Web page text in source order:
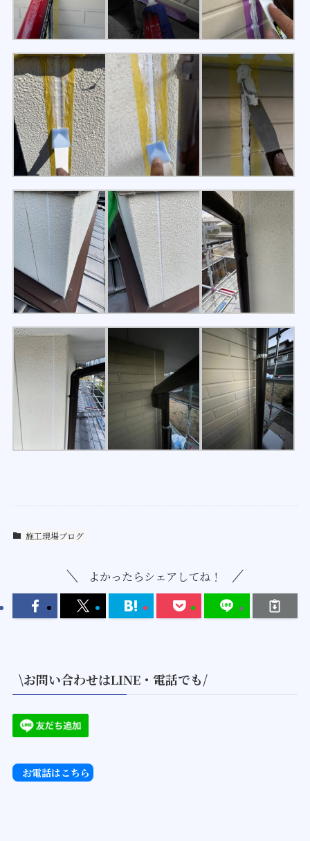
施工現場ブログ
よかったらシェアしてね！
\お問い合わせはLINE・電話でも/
お電話はこちら